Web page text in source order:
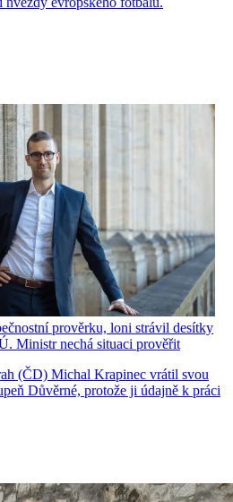
prověrku, loni strávil desítky
Ministr nechá situaci prověřit
(ČD) Michal Krapinec vrátil svou
Důvěrné, protože ji údajně k práci